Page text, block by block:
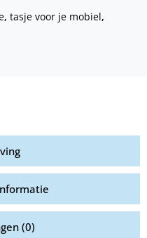
, tasje voor je mobiel,
(0)